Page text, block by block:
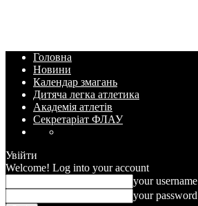
Головна
Новини
Календар змагань
Дитяча легка атлетика
Академія атлетів
Секретаріат ФЛАУ
Увійти
Welcome! Log into your account
your username
your password